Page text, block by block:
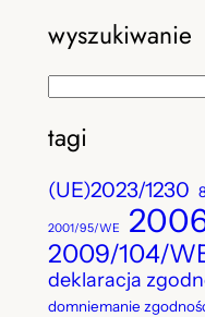
wyszukiwanie
u
a
j
tagi
(UE)2023/1230
2001/95/WE
2009/104/
deklaracja
domniemanie